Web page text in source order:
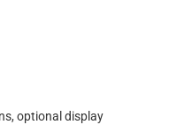
optional display